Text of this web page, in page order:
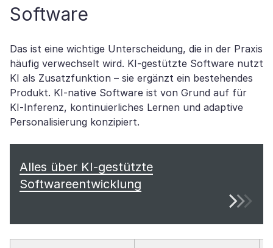
Software
Das ist eine wichtige Unterscheidung, die in der Praxis
häufig verwechselt wird. KI-gestützte Software nutzt
KI als Zusatzfunktion – sie ergänzt ein bestehendes
Produkt. KI-native Software ist von Grund auf für
KI-Inferenz, kontinuierliches Lernen und adaptive
Personalisierung konzipiert.
Alles über KI-gestützte
Softwareentwicklung